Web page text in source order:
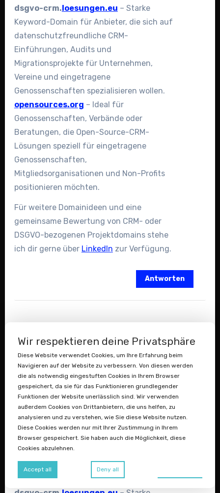
dsgvo-crm.loesungen.eu – Starke
Keyword-Domain für Anbieter, die sich auf
datenschutzfreundliche CRM-
Einführungen, Audits und
Migrationsprojekte für Unternehmen,
Vereine und eingetragene
Genossenschaften spezialisieren wollen.
opensources.org – Ideal für
Genossenschaften, Verbände oder
Beratungen, die Open-Source-CRM-
Lösungen speziell für eingetragene
Genossenschaften,
Mitgliedsorganisationen und Non-Profits
positionieren möchten.
Für weitere Domainideen und eine
gemeinsame Bewertung von CRM- oder
DSGVO-bezogenen Projektdomains stehe
ich dir gerne über LinkedIn zur Verfügung.
Antworten
Open-Source-Alternative sagt:
Februar 8, 2026 um 8:53 a.m. Uhr
Passende Domainideen
espocrm. hosting.info– Für Agenturen,
Hoster oder IT-Dienstleister, die „EspoCRM
Hosting in der EU/Deutschland“ als
Servicepaket mit Beratung, Setup und
Wartung vermarkten möchten.
Wir respektieren deine Privatsphäre
Diese Website verwendet Cookies, um Ihre Erfahrung beim
Navigieren auf der Website zu verbessern. Von diesen werden
die als notwendig eingestuften Cookies in Ihrem Browser
gespeichert, da sie für das Funktionieren grundlegender
Funktionen der Website unerlässlich sind. Wir verwenden
außerdem Cookies von Drittanbietern, die uns helfen, zu
analysieren und zu verstehen, wie Sie diese Website nutzen.
Diese Cookies werden nur mit Ihrer Zustimmung in Ihrem
Browser gespeichert. Sie haben auch die Möglichkeit, diese
Cookies abzulehnen.
Accept all Deny all